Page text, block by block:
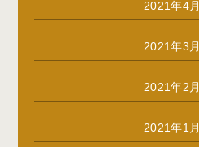
2021年4月
2021年3月
2021年2月
2021年1月